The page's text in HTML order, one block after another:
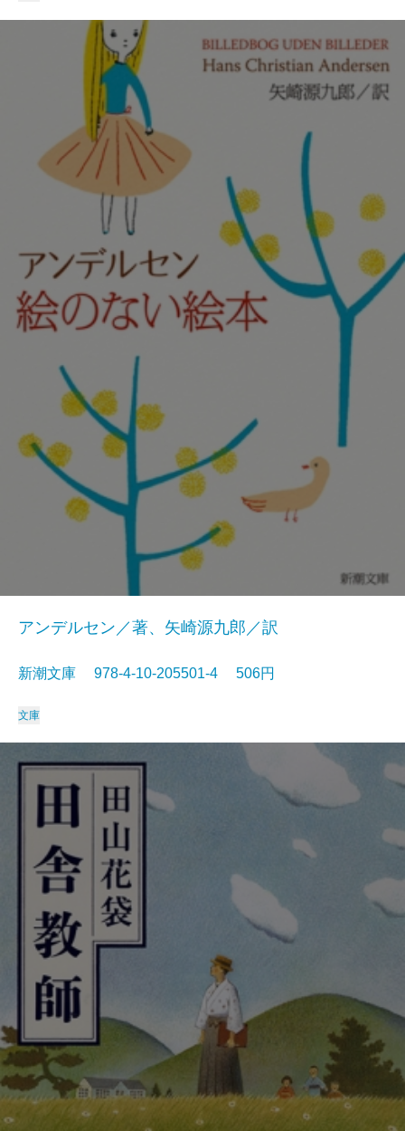
アンデルセン／著、矢崎源九郎／訳
新潮文庫 978-4-10-205501-4 506円
文庫